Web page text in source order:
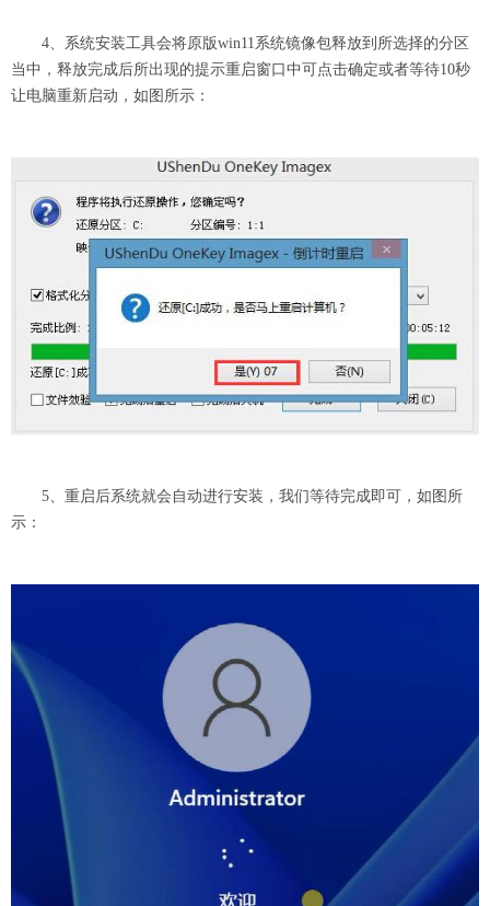
4、系统安装工具会将原版win11系统镜像包释放到所选择的分区
当中，释放完成后所出现的提示重启窗口中可点击确定或者等待10秒
让电脑重新启动，如图所示：
5、重启后系统就会自动进行安装，我们等待完成即可，如图所
示：